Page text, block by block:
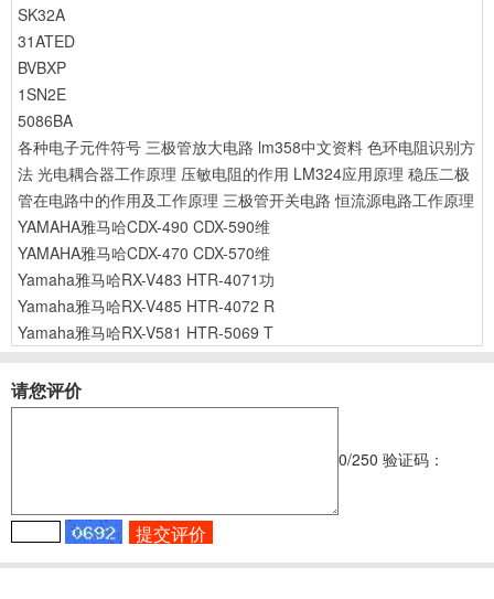
SK32A
31ATED
BVBXP
1SN2E
5086BA
各种电子元件符号 三极管放大电路 lm358中文资料 色环电阻识别方
法 光电耦合器工作原理 压敏电阻的作用 LM324应用原理 稳压二极
管在电路中的作用及工作原理 三极管开关电路 恒流源电路工作原理
YAMAHA雅马哈CDX-490 CDX-590维
YAMAHA雅马哈CDX-470 CDX-570维
Yamaha雅马哈RX-V483 HTR-4071功
Yamaha雅马哈RX-V485 HTR-4072 R
Yamaha雅马哈RX-V581 HTR-5069 T
请您评价
0/250 验证码：